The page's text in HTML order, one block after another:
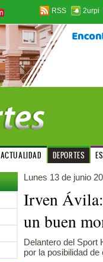
RSS 2urpi
ACTUALIDAD DEPORTES
Lunes 13 de junio
Irven
un buen
Delantero del Sport
por la posibilidad